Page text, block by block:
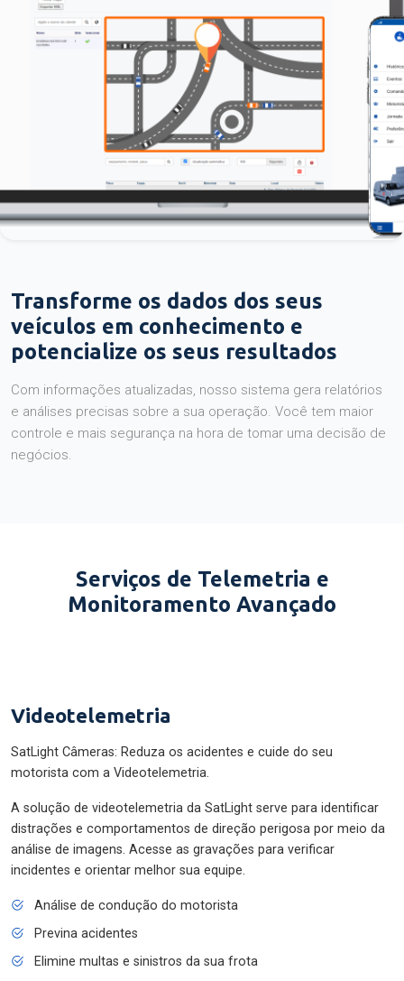
Transforme os dados dos seus
veículos em conhecimento e
potencialize os seus resultados
Com informações atualizadas, nosso sistema gera relatórios
e análises precisas sobre a sua operação. Você tem maior
controle e mais segurança na hora de tomar uma decisão de
negócios.
Serviços de Telemetria e
Monitoramento Avançado
Videotelemetria
SatLight Câmeras: Reduza os acidentes e cuide do seu
motorista com a Videotelemetria.
A solução de videotelemetria da SatLight serve para identificar
distrações e comportamentos de direção perigosa por meio da
análise de imagens. Acesse as gravações para verificar
incidentes e orientar melhor sua equipe.
Análise de condução do motorista
Previna acidentes
Elimine multas e sinistros da sua frota